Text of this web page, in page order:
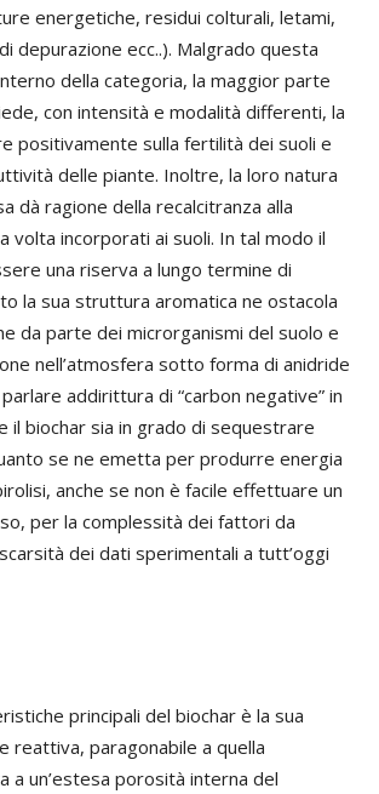
energetiche, residui colturali, letami,
depurazione ecc..). Malgrado questa
della categoria, la maggior parte
con intensità e modalità differenti, la
positivamente sulla fertilità dei suoli e
delle piante. Inoltre, la loro natura
dà ragione della recalcitranza alla
volta incorporati ai suoli. In tal modo il
una riserva a lungo termine di
la sua struttura aromatica ne ostacola
da parte dei microrganismi del suolo e
nell’atmosfera sotto forma di anidride
addirittura di “carbon negative” in
il biochar sia in grado di sequestrare
se ne emetta per produrre energia
anche se non è facile effettuare un
per la complessità dei fattori da
dei dati sperimentali a tutt’oggi
principali del biochar è la sua
reattiva, paragonabile a quella
a un’estesa porosità interna del